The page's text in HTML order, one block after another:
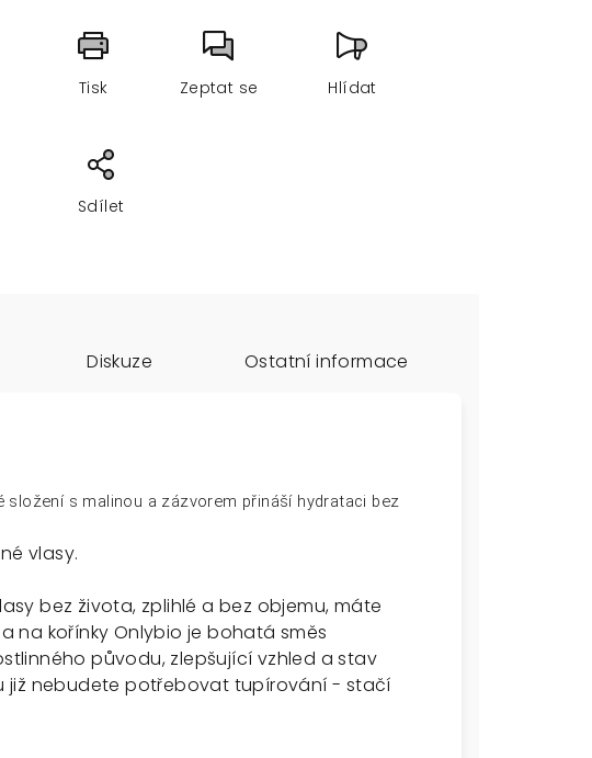
Tisk Zeptat se Hlídat
Sdílet
Diskuze Ostatní informace
složení s malinou a zázvorem přináší hydrataci bez
vlasy.
bez života, zplihlé a bez objemu, máte
na kořínky Onlybio je bohatá směs
původu, zlepšující vzhled a stav
již nebudete potřebovat tupírování - stačí